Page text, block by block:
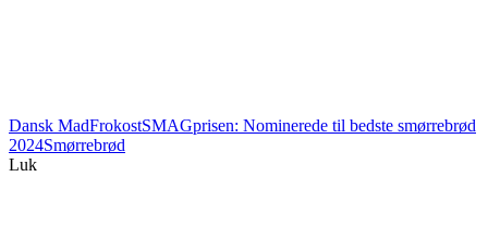
Dansk MadFrokostSMAGprisen: Nominerede til bedste smørrebrød
2024Smørrebrød
Luk